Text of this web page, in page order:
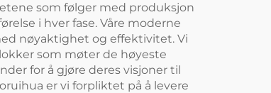
som følger med produksjon
i hver fase. Våre moderne
nøyaktighet og effektivitet. Vi
som møter de høyeste
for å gjøre deres visjoner til
er vi forpliktet på å levere